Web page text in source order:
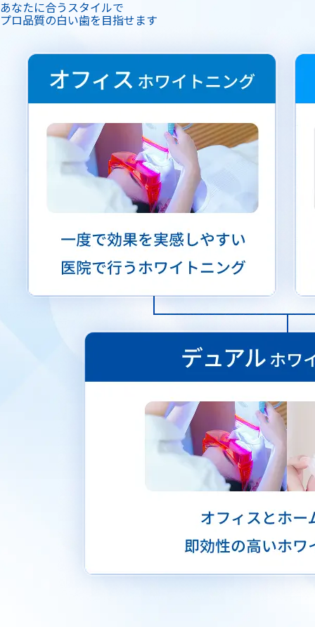
あなたに合うスタイルで
プロ品質の白い歯を目指せます